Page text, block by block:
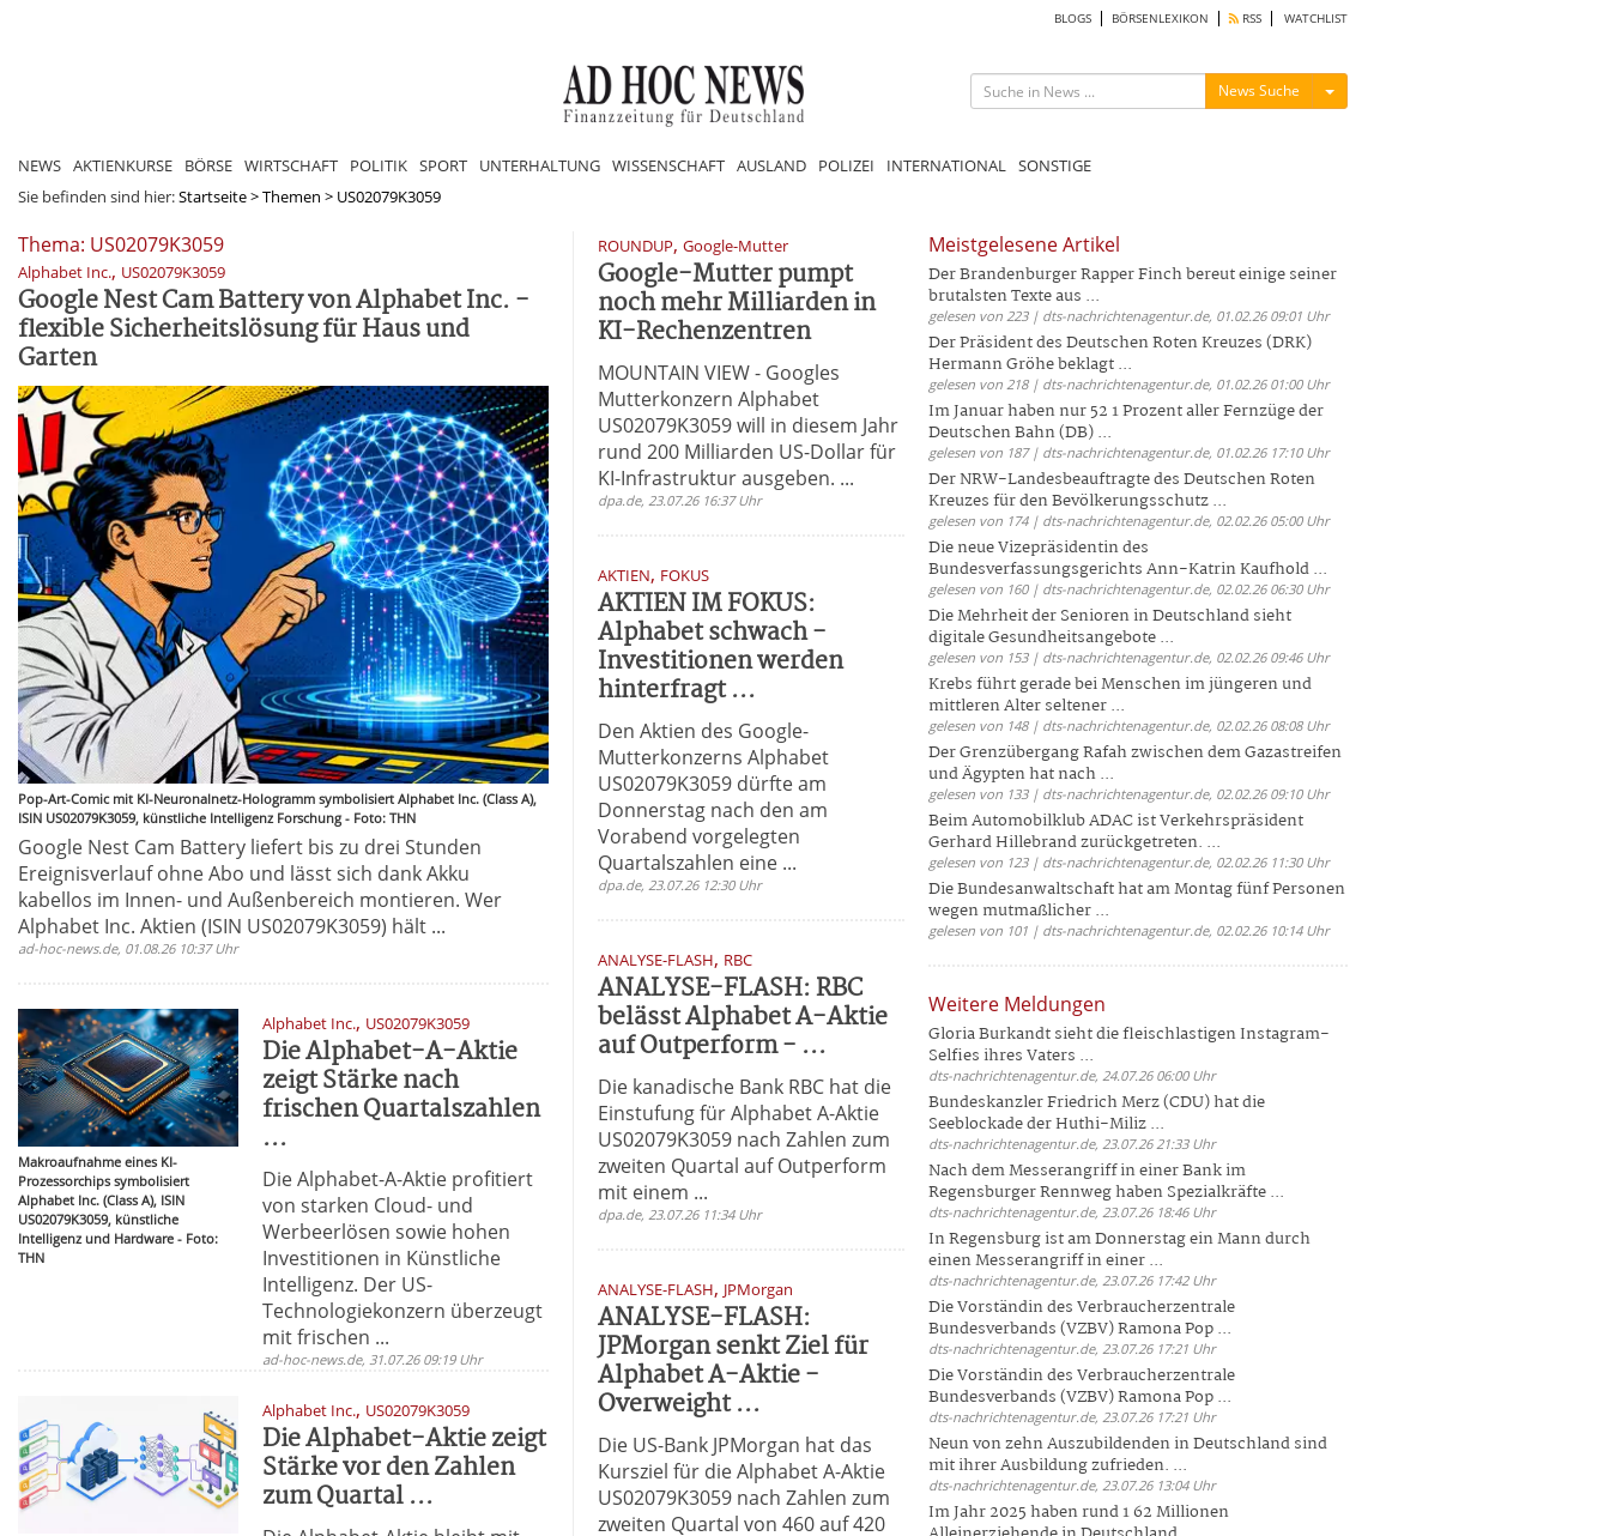
BLOGS BÖRSENLEXIKON RSS WATCHLIST
News Suche Menü ein-/ausblenden
NEWS AKTIENKURSE BÖRSE WIRTSCHAFT POLITIK SPORT UNTERHALTUNG WISSENSCHAFT AUSLAND POLIZEI INTERNATIONAL SONSTIGE
Sie befinden sind hier:Startseite>Themen > US02079K3059
Thema: US02079K3059
Alphabet Inc., US02079K3059
Google Nest Cam Battery von Alphabet Inc. -
flexible Sicherheitslösung für Haus und
Garten
Pop-Art-Comic mit KI-Neuronalnetz-Hologramm symbolisiert Alphabet Inc. (Class A),
ISIN US02079K3059, künstliche Intelligenz Forschung - Foto: THN
Google Nest Cam Battery liefert bis zu drei Stunden
Ereignisverlauf ohne Abo und lässt sich dank Akku
kabellos im Innen- und Außenbereich montieren. Wer
Alphabet Inc. Aktien (ISIN US02079K3059) hält ...
ad-hoc-news.de, 01.08.26 10:37 Uhr
Makroaufnahme eines KI-
Prozessorchips symbolisiert
Alphabet Inc. (Class A), ISIN
US02079K3059, künstliche
Intelligenz und Hardware - Foto:
THN
Alphabet Inc., US02079K3059
Die Alphabet-A-Aktie
zeigt Stärke nach
frischen Quartalszahlen
...
Die Alphabet-A-Aktie profitiert
von starken Cloud- und
Werbeerlösen sowie hohen
Investitionen in Künstliche
Intelligenz. Der US-
Technologiekonzern überzeugt
mit frischen ...
ad-hoc-news.de, 31.07.26 09:19 Uhr
Alphabet Inc., US02079K3059
Die Alphabet-Aktie zeigt
Stärke vor den Zahlen
zum Quartal ...
ROUNDUP, Google-Mutter
Google-Mutter pumpt
noch mehr Milliarden in
KI-Rechenzentren
MOUNTAIN VIEW - Googles
Mutterkonzern Alphabet
US02079K3059 will in diesem Jahr
rund 200 Milliarden US-Dollar für
KI-Infrastruktur ausgeben. ...
dpa.de, 23.07.26 16:37 Uhr
AKTIEN, FOKUS
AKTIEN IM FOKUS:
Alphabet schwach -
Investitionen werden
hinterfragt ...
Den Aktien des Google-
Mutterkonzerns Alphabet
US02079K3059 dürfte am
Donnerstag nach den am
Vorabend vorgelegten
Quartalszahlen eine ...
dpa.de, 23.07.26 12:30 Uhr
ANALYSE-FLASH, RBC
ANALYSE-FLASH: RBC
belässt Alphabet A-Aktie
auf Outperform - ...
Die kanadische Bank RBC hat die
Einstufung für Alphabet A-Aktie
US02079K3059 nach Zahlen zum
zweiten Quartal auf Outperform
mit einem ...
dpa.de, 23.07.26 11:34 Uhr
ANALYSE-FLASH, JPMorgan
ANALYSE-FLASH:
JPMorgan senkt Ziel für
Alphabet A-Aktie -
Overweight ...
Die US-Bank JPMorgan hat das
Kursziel für die Alphabet A-Aktie
US02079K3059 nach Zahlen zum
zweiten Quartal von 460 auf 420
Meistgelesene Artikel
Der Brandenburger Rapper Finch bereut einige seiner
brutalsten Texte aus ...
gelesen von 223 | dts-nachrichtenagentur.de, 01.02.26 09:01 Uhr
Der Präsident des Deutschen Roten Kreuzes (DRK)
Hermann Gröhe beklagt ...
gelesen von 218 | dts-nachrichtenagentur.de, 01.02.26 01:00 Uhr
Im Januar haben nur 52 1 Prozent aller Fernzüge der
Deutschen Bahn (DB) ...
gelesen von 187 | dts-nachrichtenagentur.de, 01.02.26 17:10 Uhr
Der NRW-Landesbeauftragte des Deutschen Roten
Kreuzes für den Bevölkerungsschutz ...
gelesen von 174 | dts-nachrichtenagentur.de, 02.02.26 05:00 Uhr
Die neue Vizepräsidentin des
Bundesverfassungsgerichts Ann-Katrin Kaufhold ...
gelesen von 160 | dts-nachrichtenagentur.de, 02.02.26 06:30 Uhr
Die Mehrheit der Senioren in Deutschland sieht
digitale Gesundheitsangebote ...
gelesen von 153 | dts-nachrichtenagentur.de, 02.02.26 09:46 Uhr
Krebs führt gerade bei Menschen im jüngeren und
mittleren Alter seltener ...
gelesen von 148 | dts-nachrichtenagentur.de, 02.02.26 08:08 Uhr
Der Grenzübergang Rafah zwischen dem Gazastreifen
und Ägypten hat nach ...
gelesen von 133 | dts-nachrichtenagentur.de, 02.02.26 09:10 Uhr
Beim Automobilklub ADAC ist Verkehrspräsident
Gerhard Hillebrand zurückgetreten. ...
gelesen von 123 | dts-nachrichtenagentur.de, 02.02.26 11:30 Uhr
Die Bundesanwaltschaft hat am Montag fünf Personen
wegen mutmaßlicher ...
gelesen von 101 | dts-nachrichtenagentur.de, 02.02.26 10:14 Uhr
Weitere Meldungen
Gloria Burkandt sieht die fleischlastigen Instagram-
Selfies ihres Vaters ...
dts-nachrichtenagentur.de, 24.07.26 06:00 Uhr
Bundeskanzler Friedrich Merz (CDU) hat die
Seeblockade der Huthi-Miliz ...
dts-nachrichtenagentur.de, 23.07.26 21:33 Uhr
Nach dem Messerangriff in einer Bank im
Regensburger Rennweg haben Spezialkräfte ...
dts-nachrichtenagentur.de, 23.07.26 18:46 Uhr
In Regensburg ist am Donnerstag ein Mann durch
einen Messerangriff in einer ...
dts-nachrichtenagentur.de, 23.07.26 17:42 Uhr
Die Vorständin des Verbraucherzentrale
Bundesverbands (VZBV) Ramona Pop ...
dts-nachrichtenagentur.de, 23.07.26 17:21 Uhr
Die Vorständin des Verbraucherzentrale
Bundesverbands (VZBV) Ramona Pop ...
dts-nachrichtenagentur.de, 23.07.26 17:21 Uhr
Neun von zehn Auszubildenden in Deutschland sind
mit ihrer Ausbildung zufrieden. ...
dts-nachrichtenagentur.de, 23.07.26 13:04 Uhr
Im Jahr 2025 haben rund 1 62 Millionen